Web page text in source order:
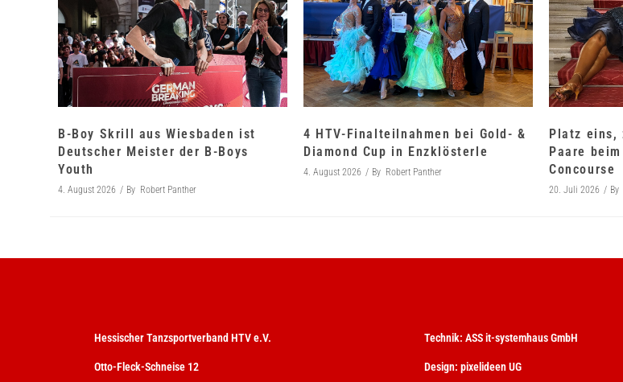
B-Boy Skrill aus Wiesbaden ist
Deutscher Meister der B-Boys
Youth
4. August 2026 By Robert Panther
4 HTV-Finalteilnahmen bei Gold- &
Diamond Cup in Enzklösterle
4. August 2026 By Robert Panther
Platz eins,
Paare
Concourse
20. Juli 2026 By
Hessischer Tanzsportverband HTV e.V.
Otto-Fleck-Schneise 12
Technik: ASS it-systemhaus GmbH
Design: pixelideen UG